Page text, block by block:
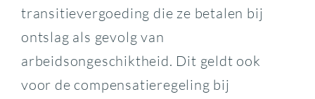
transitievergoeding die ze betalen bij
ontslag als gevolg van
arbeidsongeschiktheid. Dit geldt ook
voor de compensatieregeling bij